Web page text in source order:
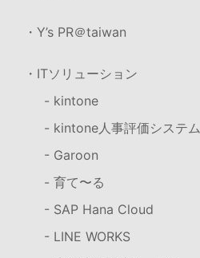
・Y’s PR＠taiwan
・ITソリューション
- kintone
- kintone人事評価システム
- Garoon
- 育て〜る
- SAP Hana Cloud
- LINE WORKS